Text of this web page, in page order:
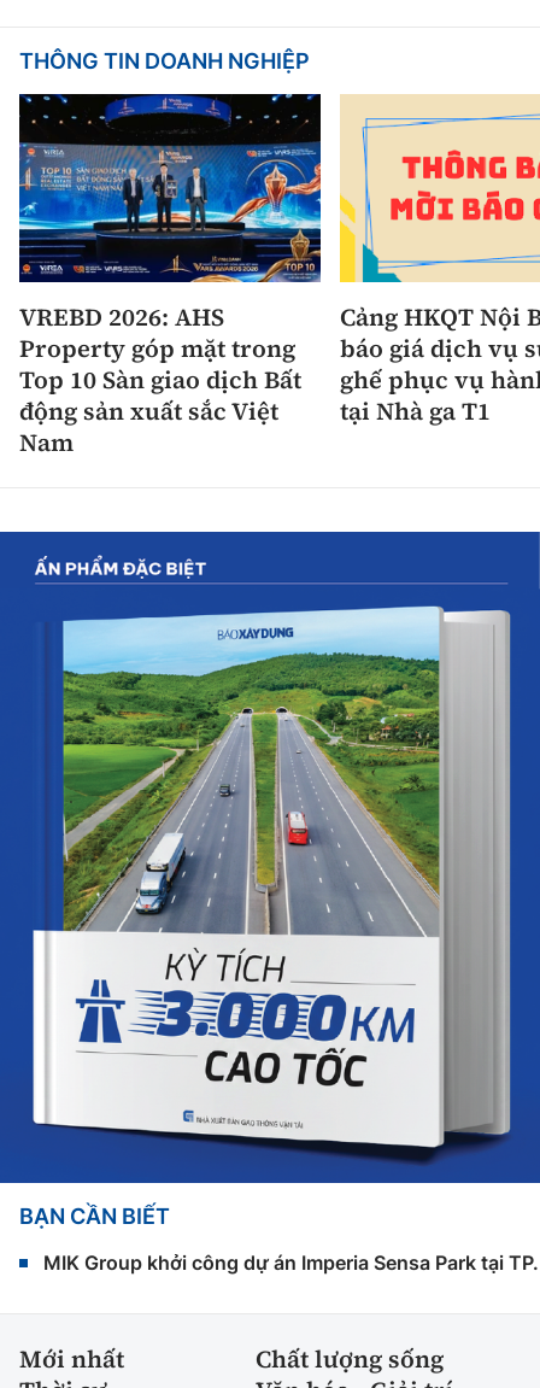
THÔNG TIN DOANH NGHIỆP
VREBD 2026: AHS
Property góp mặt trong
Top 10 Sàn giao dịch Bất
động sản xuất sắc Việt
Nam
Cảng HKQT Nội
báo giá dịch vụ
ghế phục vụ
tại Nhà ga T1
BẠN CẦN BIẾT
MIK Group khởi công dự án Imperia Sensa Park tại
Mới nhất
Chất lượng sống